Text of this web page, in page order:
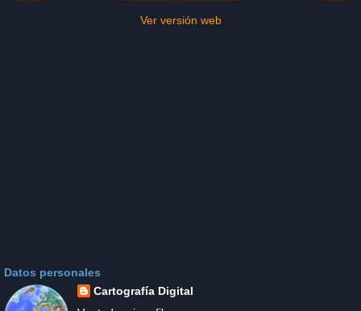
Ver versión web
Datos personales
Cartografía Digital